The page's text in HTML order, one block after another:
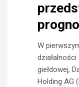
W
działalności
giełdowej,
Holding AG